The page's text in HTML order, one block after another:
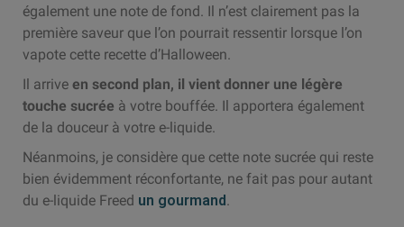
également une note de fond. Il n’est clairement pas la
première saveur que l’on pourrait ressentir lorsque l’on
vapote cette recette d’Halloween.
Il arrive en second plan, il vient donner une légère
touche sucrée à votre bouffée. Il apportera également
de la douceur à votre e-liquide.
Néanmoins, je considère que cette note sucrée qui reste
bien évidemment réconfortante, ne fait pas pour autant
du e-liquide Freed un gourmand .